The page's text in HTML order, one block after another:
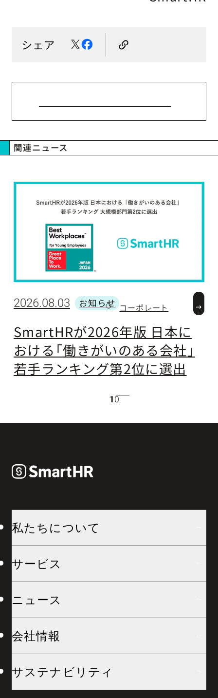
シェア
関連ニュース
2026.08.03
カテゴリー
お知らせ コーポレート
SmartHRが2026年版 日本に
おける「働きがいのある会社」
若手ランキング第2位に選出
1
10
私たちについて
サービス
ニュース
会社情報
サステナビリティ